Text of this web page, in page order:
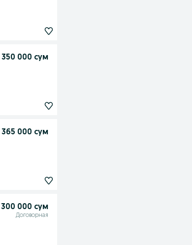
350 000 сум
365 000 сум
300 000 сум
Договорная